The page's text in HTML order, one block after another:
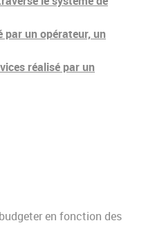
par un opérateur, un
réalisé par un
en fonction des